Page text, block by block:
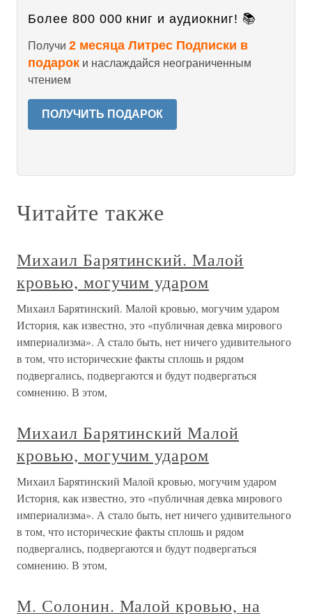
Более 800 000 книг и аудиокниг! 📚
Получи 2 месяца Литрес Подписки в
подарок и наслаждайся неограниченным
чтением
ПОЛУЧИТЬ ПОДАРОК
Читайте также
Михаил Барятинский. Малой
кровью, могучим ударом
Михаил Барятинский. Малой кровью, могучим ударом
История, как известно, это «публичная девка мирового
империализма». А стало быть, нет ничего удивительного
в том, что исторические факты сплошь и рядом
подвергались, подвергаются и будут подвергаться
сомнению. В этом,
Михаил Барятинский Малой
кровью, могучим ударом
Михаил Барятинский Малой кровью, могучим ударом
История, как известно, это «публичная девка мирового
империализма». А стало быть, нет ничего удивительного
в том, что исторические факты сплошь и рядом
подвергались, подвергаются и будут подвергаться
сомнению. В этом,
М. Солонин. Малой кровью, на